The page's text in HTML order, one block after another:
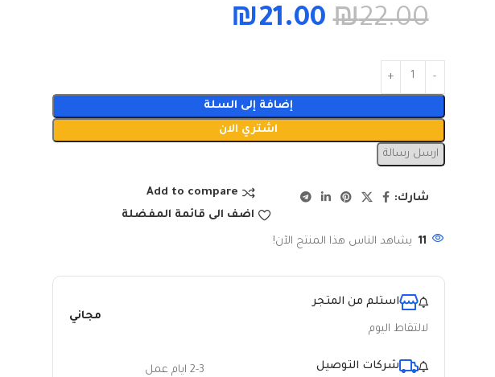
₪22.00
₪21.00
إضافة إلى السلة
اشتري الان
ارسل رسالة
Add to compare
اضف الى قائمة المفضلة
شارك:
11 يشاهد الناس هذا المنتج الآن!
استلم من المتجر
لالتقاط اليوم
مجاني
شركات التوصيل
2-3 ايام عمل